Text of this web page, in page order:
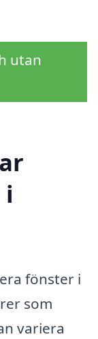
utan
i
fönster i
som
variera